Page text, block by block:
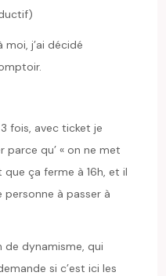
moi, j’ai décidé
fois, avec ticket je
parce qu’ « on ne met
que ça ferme à 16h, et il
personne à passer à
de dynamisme, qui
si c’est ici les